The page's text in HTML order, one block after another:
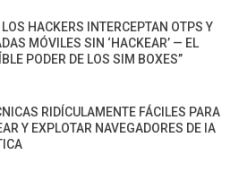
HACKERS INTERCEPTAN OTPS Y
MÓVILES SIN ‘HACKEAR’ — EL
PODER DE LOS SIM BOXES”
RIDÍCULAMENTE FÁCILES PARA
Y EXPLOTAR NAVEGADORES DE IA